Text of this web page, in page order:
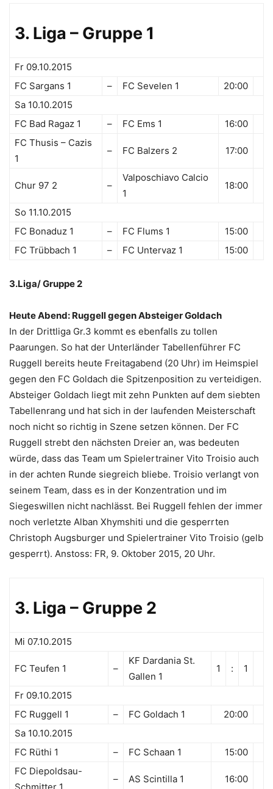
3. Liga – Gruppe 1
Fr 09.10.2015
FC Sargans 1
– FC Sevelen 1
20:00
Sa 10.10.2015
FC Bad Ragaz 1
– FC Ems 1
16:00
FC Thusis – Cazis
1
– FC Balzers 2 17:00
Chur 97 2 –
Valposchiavo Calcio
1
18:00
So 11.10.2015
FC Bonaduz 1
– FC Flums 1
15:00
FC Trübbach 1
– FC Untervaz 1 15:00
3.Liga/ Gruppe 2
Heute Abend: Ruggell gegen Absteiger Goldach
In der Drittliga Gr.3 kommt es ebenfalls zu tollen
Paarungen. So hat der Unterländer Tabellenführer FC
Ruggell bereits heute Freitagabend (20 Uhr) im Heimspiel
gegen den FC Goldach die Spitzenposition zu verteidigen.
Absteiger Goldach liegt mit zehn Punkten auf dem siebten
Tabellenrang und hat sich in der laufenden Meisterschaft
noch nicht so richtig in Szene setzen können. Der FC
Ruggell strebt den nächsten Dreier an, was bedeuten
würde, dass das Team um Spielertrainer Vito Troisio auch
in der achten Runde siegreich bliebe. Troisio verlangt von
seinem Team, dass es in der Konzentration und im
Siegeswillen nicht nachlässt. Bei Ruggell fehlen der immer
noch verletzte Alban Xhymshiti und die gesperrten
Christoph Augsburger und Spielertrainer Vito Troisio (gelb
gesperrt). Anstoss: FR, 9. Oktober 2015, 20 Uhr.
3. Liga – Gruppe 2
Mi 07.10.2015
FC Teufen 1 –
KF Dardania St.
Gallen 1
1 : 1
Fr 09.10.2015
FC Ruggell 1
– FC Goldach 1
20:00
Sa 10.10.2015
FC Rüthi 1
– FC Schaan 1
15:00
FC Diepoldsau-
Schmitter 1
– AS Scintilla 1 16:00